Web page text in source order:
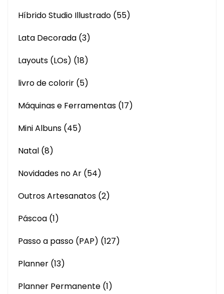
Híbrido Studio Illustrado (55)
Lata Decorada (3)
Layouts (LOs) (18)
livro de colorir (5)
Máquinas e Ferramentas (17)
Mini Albuns (45)
Natal (8)
Novidades no Ar (54)
Outros Artesanatos (2)
Páscoa (1)
Passo a passo (PAP) (127)
Planner (13)
Planner Permanente (1)